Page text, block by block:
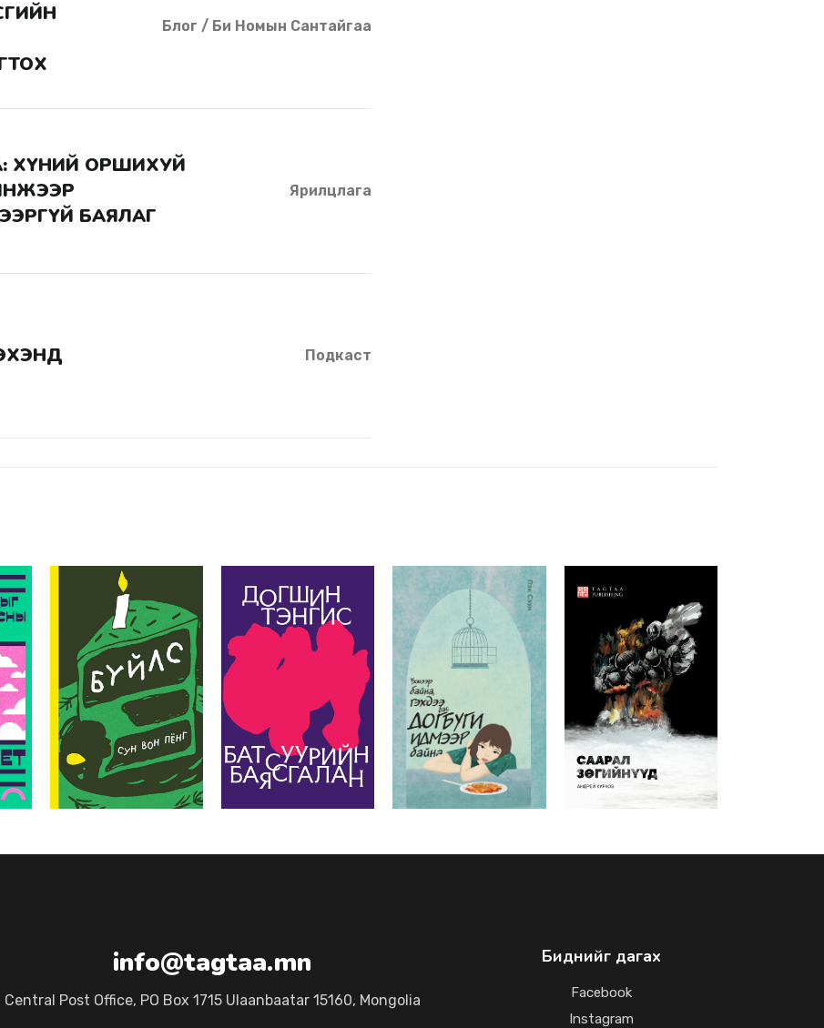
Блог / Би Номын Сантайгаа
БАЯЛАГ
Ярилцлага
Подкаст
info@tagtaa.mn
Central Post Office, PO Box 1715 Ulaanbaatar 15160, Mongolia
Биднийг дагах
Facebook
Instagram